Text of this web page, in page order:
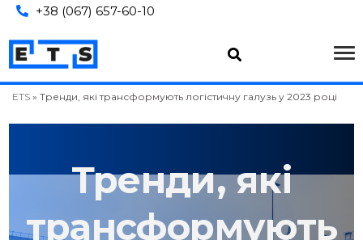
+38 (067) 657-60-10
ETS » Тренди, які трансформують логістичну галузь у 2023 році
Тренди, які
трансформують